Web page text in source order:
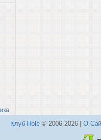
Клуб Hole© 2006-2026 | О